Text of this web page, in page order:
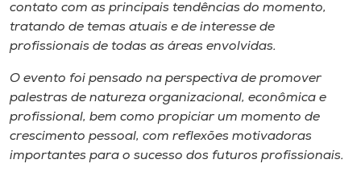
contato com as principais tendências do momento,
tratando de temas atuais e de interesse de
profissionais de todas as áreas envolvidas.
O evento foi pensado na perspectiva de promover
palestras de natureza organizacional, econômica e
profissional, bem como propiciar um momento de
crescimento pessoal, com reflexões motivadoras
importantes para o sucesso dos futuros profissionais.